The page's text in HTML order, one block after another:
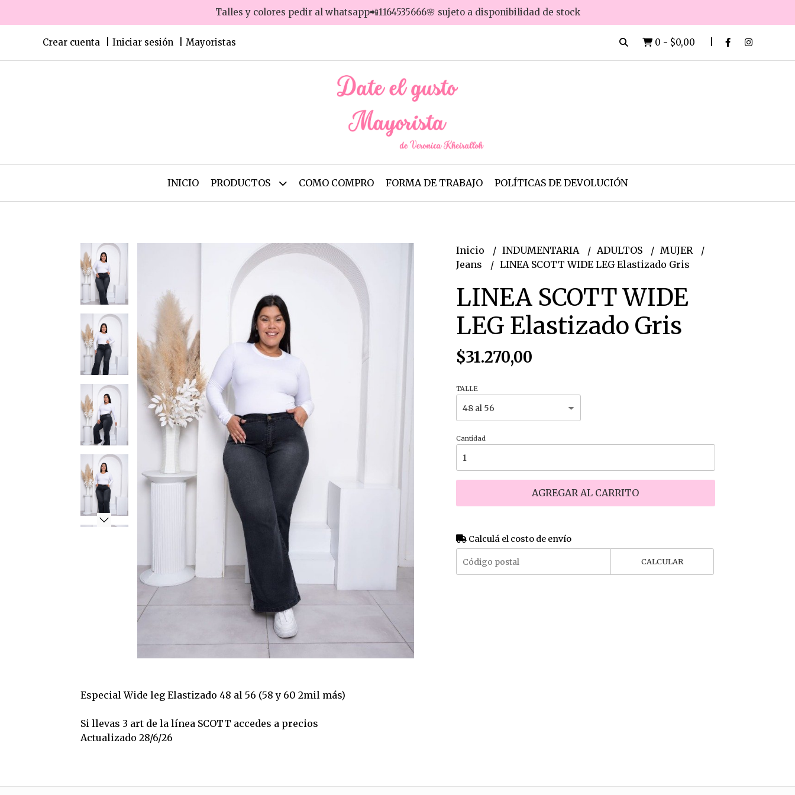
Talles y colores pedir al whatsapp📲1164535666🌸 sujeto a disponibilidad de stock
Crear cuenta Iniciar sesión Mayoristas 0 - $0,00
INICIO PRODUCTOS COMO COMPRO FORMA DE TRABAJO POLÍTICAS DE DEVOLUCIÓN
Especial Wide leg Elastizado 48 al 56 (58 y 60 2mil más)
Si llevas 3 art de la línea SCOTT accedes a precios
Actualizado 28/6/26
Inicio INDUMENTARIA ADULTOS
MUJER
Jeans
LINEA SCOTT WIDE LEG Elastizado Gris
LINEA SCOTT WIDE
LEG Elastizado Gris
$31.270,00
TALLE
Cantidad
AGREGAR AL CARRITO
Calculá el costo de envío
CALCULAR